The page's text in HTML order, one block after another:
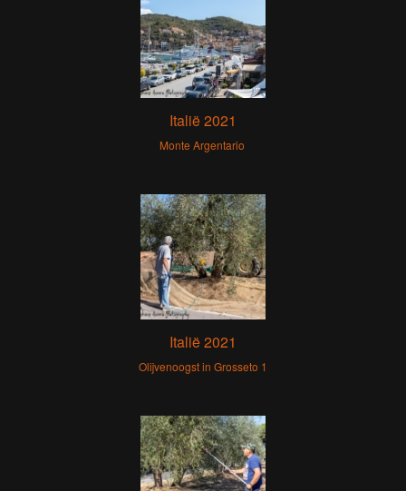
Italië 2021
Monte Argentario
Italië 2021
Olijvenoogst in Grosseto 1